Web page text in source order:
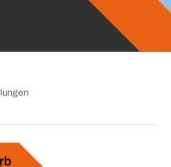
GmbH & Co. KG. Alle
Gewerbetreibende,